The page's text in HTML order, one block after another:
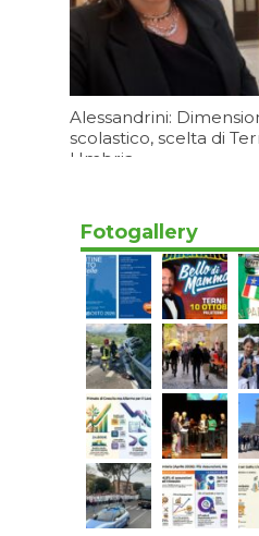
Alessandrini:
scolastico, scelta di
Umbria
Fotogallery